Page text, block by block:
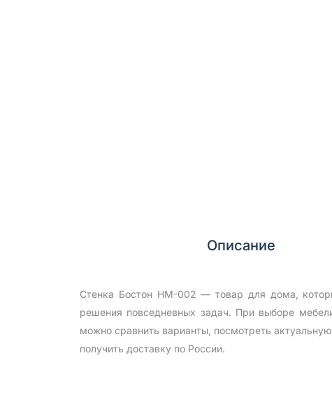
Описание
Стенка Бостон НМ-002 — товар для дома,
решения повседневных задач. При выборе
можно сравнить варианты, посмотреть
получить доставку по России.